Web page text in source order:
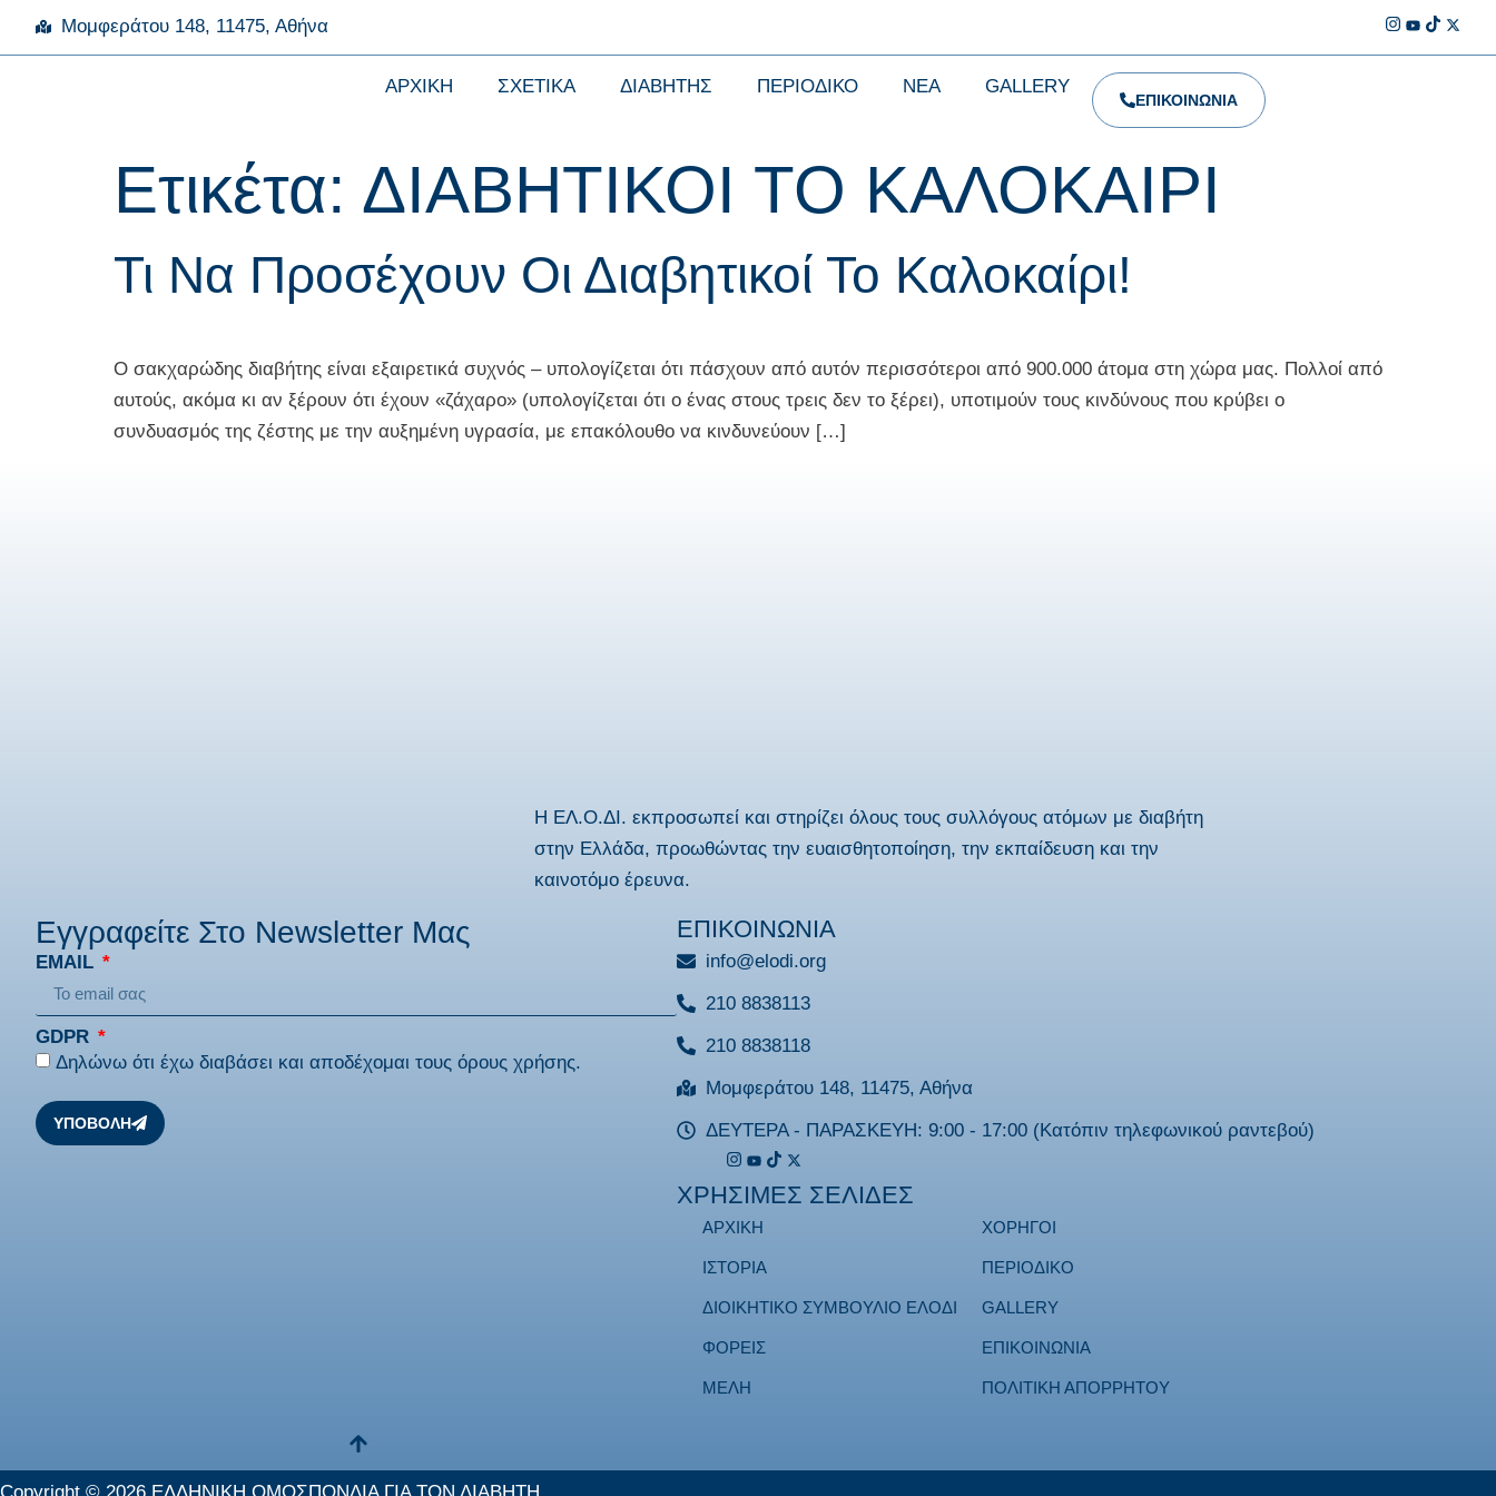
Μομφεράτου 148, 11475, Αθήνα
ΑΡΧΙΚΗ ΣΧΕΤΙΚΑ ΔΙΑΒΗΤΗΣ ΠΕΡΙΟΔΙΚΟ ΝΕΑ GALLERY
ΕΠΙΚΟΙΝΩΝΙΑ
Ετικέτα: ΔΙΑΒΗΤΙΚΟΙ ΤΟ ΚΑΛΟΚΑΙΡΙ
Τι Να Προσέχουν Οι Διαβητικοί Το Καλοκαίρι!
Ο σακχαρώδης διαβήτης είναι εξαιρετικά συχνός – υπολογίζεται ότι πάσχουν από αυτόν περισσότεροι από 900.000 άτομα στη χώρα μας. Πολλοί από
αυτούς, ακόμα κι αν ξέρουν ότι έχουν «ζάχαρο» (υπολογίζεται ότι ο ένας στους τρεις δεν το ξέρει), υποτιμούν τους κινδύνους που κρύβει ο
συνδυασμός της ζέστης με την αυξημένη υγρασία, με επακόλουθο να κινδυνεύουν […]
Η ΕΛ.Ο.ΔΙ. εκπροσωπεί και στηρίζει όλους τους συλλόγους ατόμων με διαβήτη
στην Ελλάδα, προωθώντας την ευαισθητοποίηση, την εκπαίδευση και την
καινοτόμο έρευνα.
Εγγραφείτε Στο Newsletter Μας
EMAIL
GDPR
Δηλώνω ότι έχω διαβάσει και αποδέχομαι τους όρους χρήσης.
ΥΠΟΒΟΛΗ
ΕΠΙΚΟΙΝΩΝΙΑ
info@elodi.org
210 8838113
210 8838118
Μομφεράτου 148, 11475, Αθήνα
ΔΕΥΤΕΡΑ - ΠΑΡΑΣΚΕΥΗ: 9:00 - 17:00 (Κατόπιν τηλεφωνικού ραντεβού)
ΧΡΗΣΙΜΕΣ ΣΕΛΙΔΕΣ
ΑΡΧΙΚΗ
ΙΣΤΟΡΙΑ
ΔΙΟΙΚΗΤΙΚΟ ΣΥΜΒΟΥΛΙΟ ΕΛΟΔΙ
ΦΟΡΕΙΣ
ΜΕΛΗ
ΧΟΡΗΓΟΙ
ΠΕΡΙΟΔΙΚΟ
GALLERY
ΕΠΙΚΟΙΝΩΝΙΑ
ΠΟΛΙΤΙΚΗ ΑΠΟΡΡΗΤΟΥ